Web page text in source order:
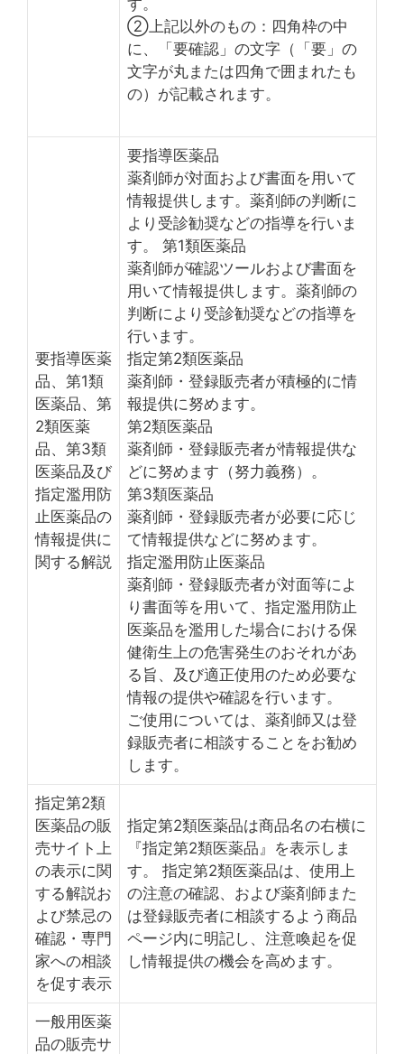
②上記以外のもの：四角枠の中
に、「要確認」の文字（「要」の
文字が丸または四角で囲まれたも
の）が記載されます。
要指導医薬
品、第1類
医薬品、第
2類医薬
品、第3類
医薬品及び
指定濫用防
止医薬品の
情報提供に
関する解説
要指導医薬品
薬剤師が対面および書面を用いて
情報提供します。薬剤師の判断に
より受診勧奨などの指導を行いま
す。 第1類医薬品
薬剤師が確認ツールおよび書面を
用いて情報提供します。薬剤師の
判断により受診勧奨などの指導を
行います。
指定第2類医薬品
薬剤師・登録販売者が積極的に情
報提供に努めます。
第2類医薬品
薬剤師・登録販売者が情報提供な
どに努めます（努力義務）。
第3類医薬品
薬剤師・登録販売者が必要に応じ
て情報提供などに努めます。
指定濫用防止医薬品
薬剤師・登録販売者が対面等によ
り書面等を用いて、指定濫用防止
医薬品を濫用した場合における保
健衛生上の危害発生のおそれがあ
る旨、及び適正使用のため必要な
情報の提供や確認を行います。
ご使用については、薬剤師又は登
録販売者に相談することをお勧め
します。
指定第2類
医薬品の販
売サイト上
の表示に関
する解説お
よび禁忌の
確認・専門
家への相談
を促す表示
指定第2類医薬品は商品名の右横に
『指定第2類医薬品』を表示しま
す。 指定第2類医薬品は、使用上
の注意の確認、および薬剤師また
は登録販売者に相談するよう商品
ページ内に明記し、注意喚起を促
し情報提供の機会を高めます。
一般用医薬
品の販売サ